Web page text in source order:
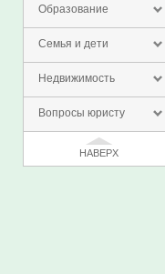
Образование
Семья и дети
Недвижимость
Вопросы юристу
НАВЕРХ